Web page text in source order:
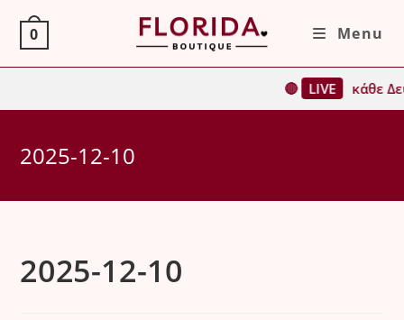
content
0 Menu
🔴 LIVE κάθε
2025-12-10
2025-12-10